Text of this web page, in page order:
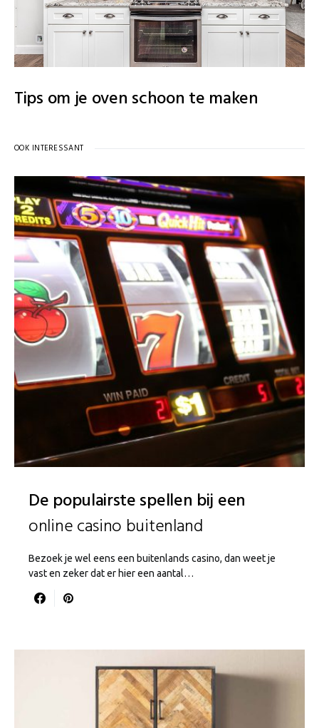
Tips om je oven schoon te maken
OOK INTERESSANT
De populairste spellen bij een
online casino buitenland
Bezoek je wel eens een buitenlands casino, dan weet je
vast en zeker dat er hier een aantal…